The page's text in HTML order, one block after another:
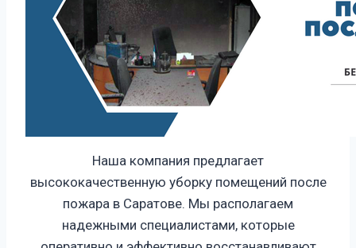
Наша компания предлагает
высококачественную уборку помещений после
пожара в Саратове. Мы располагаем
надежными специалистами, которые